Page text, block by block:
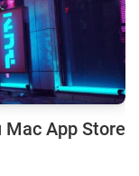
App Store